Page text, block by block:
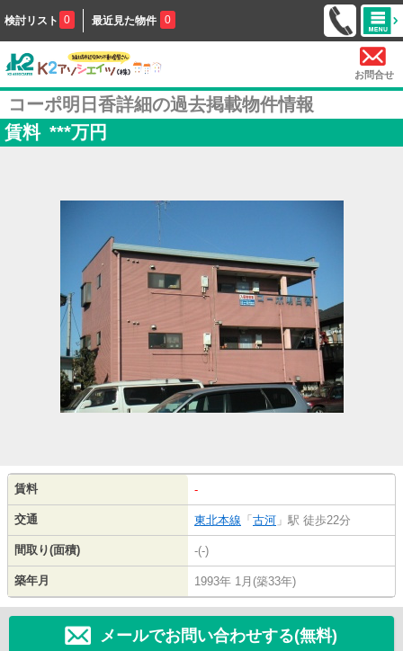
検討リスト 0 最近見た物件 0
お問合せ
コーポ明日香詳細の過去掲載物件情報
賃料 ***万円
賃料 -
交通 東北本線 「 古河 」駅 徒歩22分
間取り(面積) -(-)
築年月 1993年 1月(築33年)
メールでお問い合わせする(無料)